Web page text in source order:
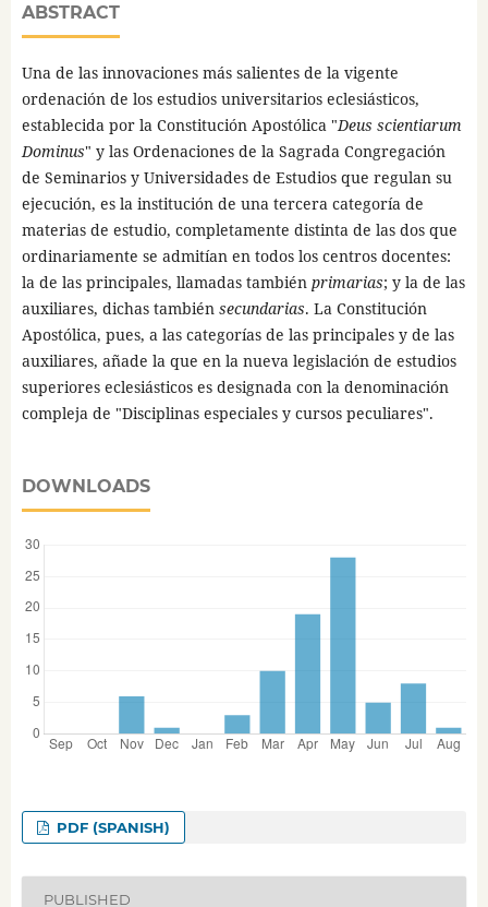
ABSTRACT
Una de las innovaciones más salientes de la vigente
ordenación de los estudios universitarios eclesiásticos,
establecida por la Constitución Apostólica "Deus scientiarum
Dominus" y las Ordenaciones de la Sagrada Congregación
de Seminarios y Universidades de Estudios que regulan su
ejecución, es la institución de una tercera categoría de
materias de estudio, completamente distinta de las dos que
ordinariamente se admitían en todos los centros docentes:
la de las principales, llamadas también primarias; y la de las
auxiliares, dichas también secundarias. La Constitución
Apostólica, pues, a las categorías de las principales y de las
auxiliares, añade la que en la nueva legislación de estudios
superiores eclesiásticos es designada con la denominación
compleja de "Disciplinas especiales y cursos peculiares".
DOWNLOADS
PDF (SPANISH)
PUBLISHED